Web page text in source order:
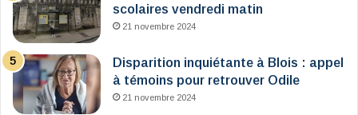
scolaires vendredi matin
21 novembre 2024
Disparition inquiétante à Blois : appel
à témoins pour retrouver Odile
21 novembre 2024